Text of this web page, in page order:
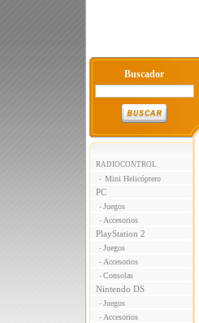
Buscador
RADIOCONTROL
- Mini Helicóptero
PC
- Juegos
- Accesorios
PlayStation 2
- Juegos
- Accesorios
- Consolas
Nintendo DS
- Juegos
- Accesorios